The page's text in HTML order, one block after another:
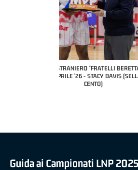
MVP "FRATELLI BERETTA"
DILAS B NAZIONALE
MARCO RESTELLI (TAV
Guida ai Campionati LNP